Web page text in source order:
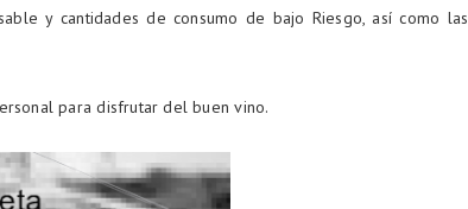
y cantidades de consumo de bajo Riesgo, así como las
para disfrutar del buen vino.